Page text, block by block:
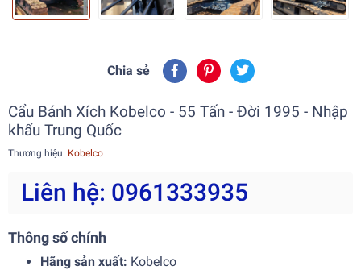
Chia sẻ
Cẩu Bánh Xích Kobelco - 55 Tấn - Đời 1995 - Nhập
khẩu Trung Quốc
Thương hiệu: Kobelco
Liên hệ: 0961333935
Thông số chính
Hãng sản xuất: Kobelco